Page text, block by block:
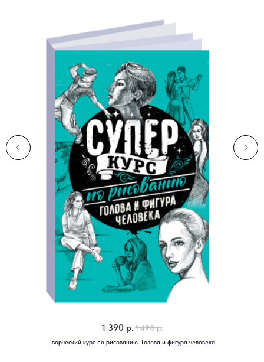
Творческий курс по рисованию. Голова и фигура человека
1 390 р. 1 490 р.